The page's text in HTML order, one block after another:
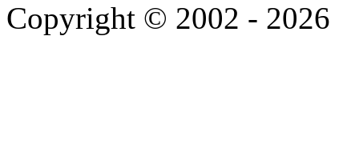
Copyright © 2002 - 2026